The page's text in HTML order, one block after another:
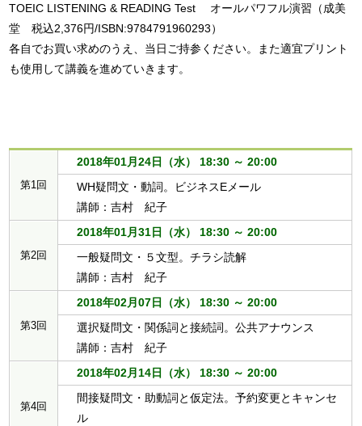
TOEIC LISTENING & READING Test 　オールパワフル演習（成美
堂　税込2,376円/ISBN:9784791960293）
各自でお買い求めのうえ、当日ご持参ください。また適宜プリント
も使用して講義を進めていきます。
第1回
2018年01月24日（水） 18:30 ～ 20:00
WH疑問文・動詞。ビジネスEメール
講師：吉村 紀子
第2回
2018年01月31日（水） 18:30 ～ 20:00
一般疑問文・５文型。チラシ読解
講師：吉村 紀子
第3回
2018年02月07日（水） 18:30 ～ 20:00
選択疑問文・関係詞と接続詞。公共アナウンス
講師：吉村 紀子
第4回
2018年02月14日（水） 18:30 ～ 20:00
間接疑問文・助動詞と仮定法。予約変更とキャンセ
ル